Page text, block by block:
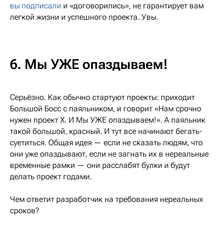
вы подписали и «договорились», не гарантирует вам
легкой жизни и успешного проекта. Увы.
6. Мы УЖЕ опаздываем!
Серьёзно. Как обычно стартуют проекты: приходит
Большой Босс с паяльником, и говорит «Нам срочно
нужен проект Х. И Мы УЖЕ опаздываем!». А паяльник
такой большой, красный. И тут все начинают бегать-
суетиться. Общая идея — если не сказать людям, что
они уже опаздывают, если не загнать их в нереальные
временные рамки — они расслабят булки и будут
делать проект годами.
Чем ответит разработчик на требования нереальных
сроков?